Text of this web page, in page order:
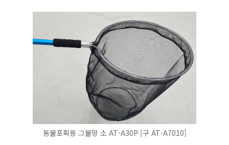
동물포획용 그물망 소 AT-A30P [구 AT-A7010]